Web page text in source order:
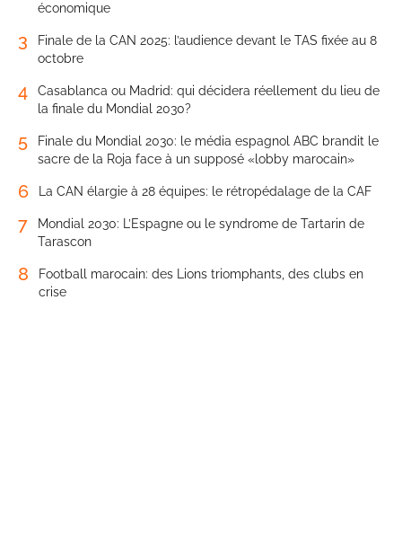
économique
3
Finale de la CAN 2025: l’audience devant le TAS fixée au 8
octobre
4
Casablanca ou Madrid: qui décidera réellement du lieu de
la finale du Mondial 2030?
5
Finale du Mondial 2030: le média espagnol ABC brandit le
sacre de la Roja face à un supposé «lobby marocain»
6 La CAN élargie à 28 équipes: le rétropédalage de la CAF
7
Mondial 2030: L’Espagne ou le syndrome de Tartarin de
Tarascon
8
Football marocain: des Lions triomphants, des clubs en
crise